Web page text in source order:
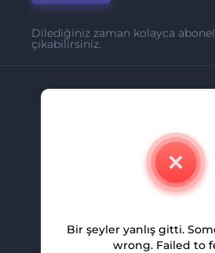
Dilediğiniz zaman kolayca
çıkabilirsiniz.
İletişim
Kariyer
Ortaklık Programı
Bir şeyler yanlış gitti.
wrong. Failed to